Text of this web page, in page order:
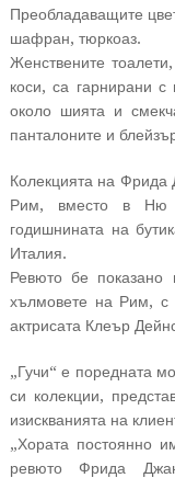
Преобладаващите
шафран, тюркоаз.
Женствените
коси, са гарнирани
около шията и
панталоните и
Колекцията на Фрида
Рим, вместо в Ню
годишнината на
Италия.
Ревюто бе показано
хълмовете на Рим, с
актрисата Клеър
„Гучи“ е поредната
си колекции,
изискванията на
„Хората постоянно
ревюто Фрида